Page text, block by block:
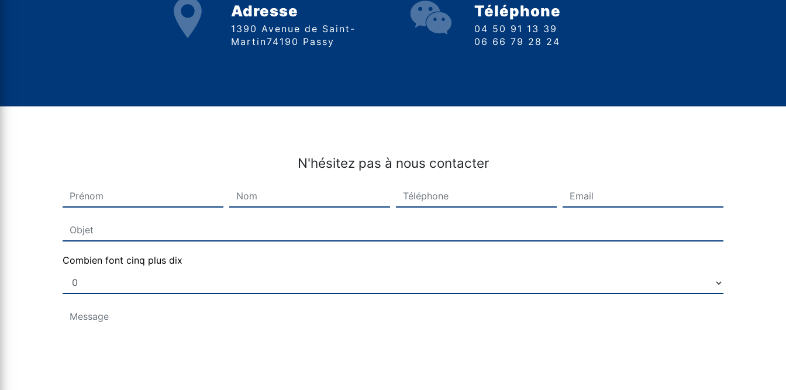
Adresse
1390 Avenue de Saint-
Martin74190 Passy
Téléphone
04 50 91 13 39
06 66 79 28 24
N'hésitez pas à nous contacter
Combien font cinq plus dix